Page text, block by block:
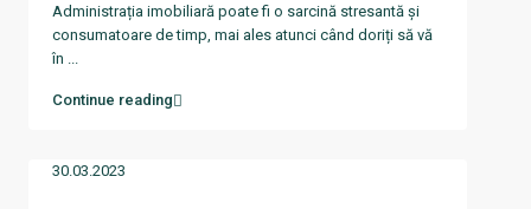
Administrația imobiliară poate fi o sarcină stresantă și
consumatoare de timp, mai ales atunci când doriți să vă
în ...
Continue reading
30.03.2023